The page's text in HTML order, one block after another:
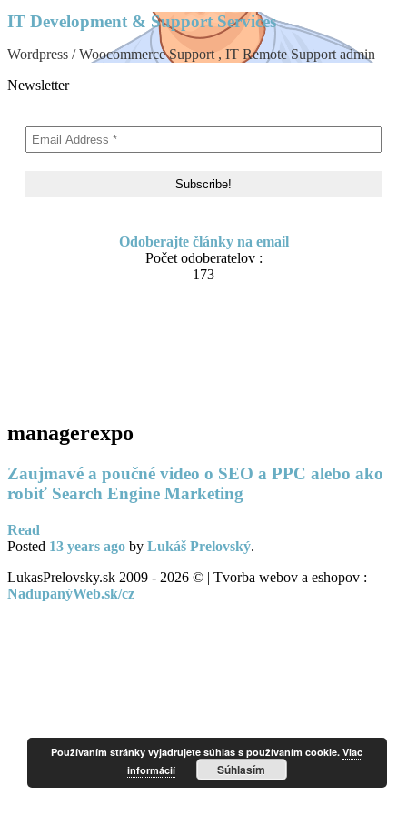
IT Development & Support Services
Wordpress / Woocommerce Support , IT Remote Support admin
Newsletter
Odoberajte články na email
Počet odoberatelov :
173
managerexpo
Zaujmavé a poučné video o SEO a PPC alebo ako
robiť Search Engine Marketing
Read
Posted 13 years ago by Lukáš Prelovský.
LukasPrelovsky.sk 2009 - 2026 © | Tvorba webov a eshopov :
NadupanýWeb.sk/cz
Používaním stránky vyjadrujete súhlas s používaním cookie.Viac
informácií
Súhlasím